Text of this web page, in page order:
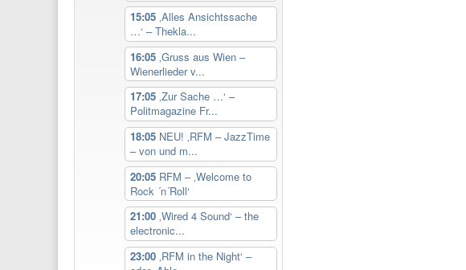
15:05 ‚Alles Ansichtssache
…‘ – Thekla...
16:05 ‚Gruss aus Wien –
Wienerlieder v...
17:05 ‚Zur Sache …‘ –
Politmagazine Fr...
18:05 NEU! ‚RFM – JazzTime
– von und m...
20:05 RFM – ‚Welcome to
Rock ´n´Roll‘
21:00 ‚Wired 4 Sound‘ – the
electronic...
23:00 ‚RFM in the Night‘ –